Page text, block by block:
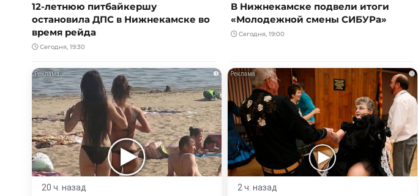
12-летнюю питбайкершу
остановила ДПС в Нижнекамске во
время рейда
Сегодня, 19:30
В Нижнекамске подвели итоги
«Молодежной смены СИБУРа»
Сегодня, 19:00
i
20 ч. назад
i
2 ч. назад